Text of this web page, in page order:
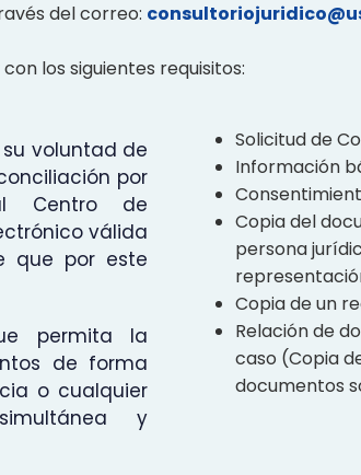
del correo:
los siguientes requisitos:
su voluntad de
por
Centro de
válida
que por este
permita la
de forma
o cualquier
y
Solicitud de
Información
Copia del
persona
Copia de un
Relación de
caso (Copia
documentos